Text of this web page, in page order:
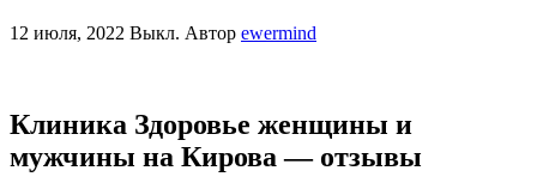
12 июля, 2022 Выкл. Автор ewermind
Клиника Здоровье женщины и
мужчины на Кирова — отзывы